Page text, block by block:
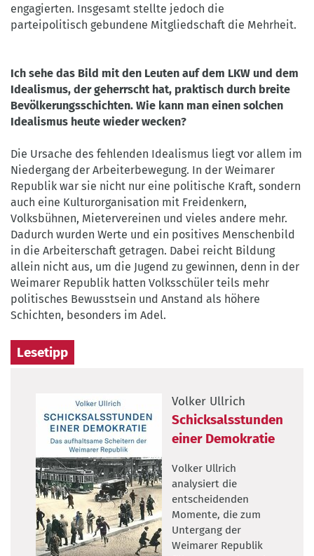
engagierten. Insgesamt stellte jedoch die
parteipolitisch gebundene Mitgliedschaft die Mehrheit.
Ich sehe das Bild mit den Leuten auf dem LKW und dem
Idealismus, der geherrscht hat, praktisch durch breite
Bevölkerungsschichten. Wie kann man einen solchen
Idealismus heute wieder wecken?
Die Ursache des fehlenden Idealismus liegt vor allem im
Niedergang der Arbeiterbewegung. In der Weimarer
Republik war sie nicht nur eine politische Kraft, sondern
auch eine Kulturorganisation mit Freidenkern,
Volksbühnen, Mietervereinen und vieles andere mehr.
Dadurch wurden Werte und ein positives Menschenbild
in die Arbeiterschaft getragen. Dabei reicht Bildung
allein nicht aus, um die Jugend zu gewinnen, denn in der
Weimarer Republik hatten Volksschüler teils mehr
politisches Bewusstsein und Anstand als höhere
Schichten, besonders im Adel.
Lesetipp
Volker Ullrich
Schicksalsstunden
einer Demokratie
Volker Ullrich
analysiert die
entscheidenden
Momente, die zum
Untergang der
Weimarer Republik